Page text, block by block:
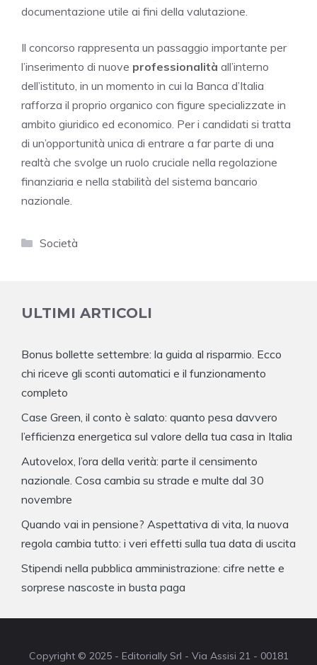
documentazione utile ai fini della valutazione.
Il concorso rappresenta un passaggio importante per
l’inserimento di nuove professionalità all’interno
dell’istituto, in un momento in cui la Banca d’Italia
rafforza il proprio organico con figure specializzate in
ambito giuridico ed economico. Per i candidati si tratta
di un’opportunità unica di entrare a far parte di una
realtà che svolge un ruolo cruciale nella regolazione
finanziaria e nella stabilità del sistema bancario
nazionale.
Categorie
Società
ULTIMI ARTICOLI
Bonus bollette settembre: la guida al risparmio. Ecco
chi riceve gli sconti automatici e il funzionamento
completo
Case Green, il conto è salato: quanto pesa davvero
l’efficienza energetica sul valore della tua casa in Italia
Autovelox, l’ora della verità: parte il censimento
nazionale. Cosa cambia su strade e multe dal 30
novembre
Quando vai in pensione? Aspettativa di vita, la nuova
regola cambia tutto: i veri effetti sulla tua data di uscita
Stipendi nella pubblica amministrazione: cifre nette e
sorprese nascoste in busta paga
Copyright © 2025 - Editorially Srl - Via Assisi 21 - 00181